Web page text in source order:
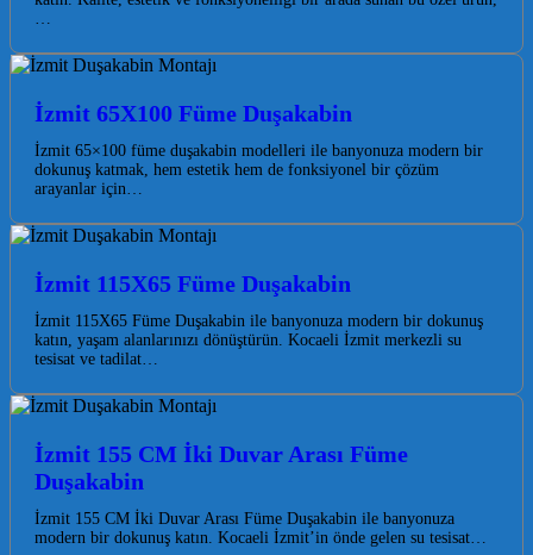
…
İzmit 65X100 Füme Duşakabin
İzmit 65×100 füme duşakabin modelleri ile banyonuza modern bir
dokunuş katmak, hem estetik hem de fonksiyonel bir çözüm
arayanlar için…
İzmit 115X65 Füme Duşakabin
İzmit 115X65 Füme Duşakabin ile banyonuza modern bir dokunuş
katın, yaşam alanlarınızı dönüştürün. Kocaeli İzmit merkezli su
tesisat ve tadilat…
İzmit 155 CM İki Duvar Arası Füme
Duşakabin
İzmit 155 CM İki Duvar Arası Füme Duşakabin ile banyonuza
modern bir dokunuş katın. Kocaeli İzmit’in önde gelen su tesisat…